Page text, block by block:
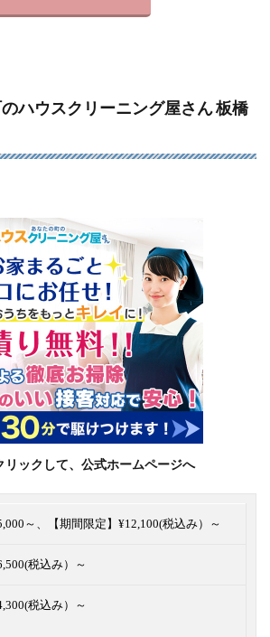
ハウスクリーニング屋さん 板橋
リックして、公式ホームページへ
～、【期間限定】¥12,100(税込み）～
税込み）～
税込み）～